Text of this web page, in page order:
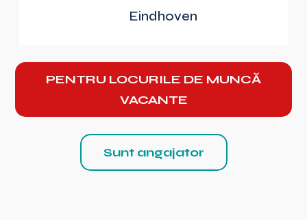
Eindhoven
PENTRU LOCURILE DE MUNCĂ
VACANTE
Sunt angajator